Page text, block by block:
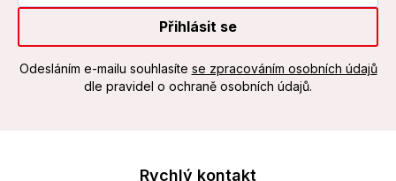
Přihlásit se
Odesláním e-mailu souhlasíte se zpracováním osobních údajů
dle pravidel o ochraně osobních údajů.
Rychlý kontakt